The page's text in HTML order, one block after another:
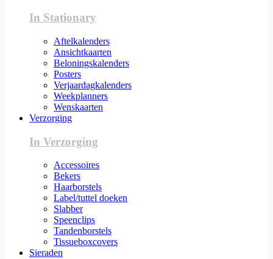
In Stationary
Aftelkalenders
Ansichtkaarten
Beloningskalenders
Posters
Verjaardagkalenders
Weekplanners
Wenskaarten
Verzorging
In Verzorging
Accessoires
Bekers
Haarborstels
Label/tuttel doeken
Slabber
Speenclips
Tandenborstels
Tissueboxcovers
Sieraden